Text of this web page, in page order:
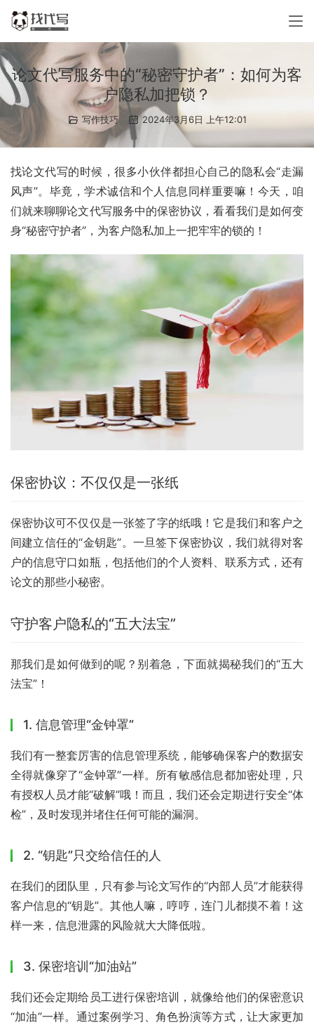
论文代写服务中的“秘密守护者”：如何为客
户隐私加把锁？
写作技巧 2024年3月6日 上午12:01
找论文代写的时候，很多小伙伴都担心自己的隐私会“走漏
风声”。毕竟，学术诚信和个人信息同样重要嘛！今天，咱
们就来聊聊论文代写服务中的保密协议，看看我们是如何变
身“秘密守护者”，为客户隐私加上一把牢牢的锁的！
保密协议：不仅仅是一张纸
保密协议可不仅仅是一张签了字的纸哦！它是我们和客户之
间建立信任的“金钥匙”。一旦签下保密协议，我们就得对客
户的信息守口如瓶，包括他们的个人资料、联系方式，还有
论文的那些小秘密。
守护客户隐私的“五大法宝”
那我们是如何做到的呢？别着急，下面就揭秘我们的“五大
法宝”！
1. 信息管理“金钟罩”
我们有一整套厉害的信息管理系统，能够确保客户的数据安
全得就像穿了“金钟罩”一样。所有敏感信息都加密处理，只
有授权人员才能“破解”哦！而且，我们还会定期进行安全“体
检”，及时发现并堵住任何可能的漏洞。
2. “钥匙”只交给信任的人
在我们的团队里，只有参与论文写作的“内部人员”才能获得
客户信息的“钥匙”。其他人嘛，哼哼，连门儿都摸不着！这
样一来，信息泄露的风险就大大降低啦。
3. 保密培训“加油站”
我们还会定期给员工进行保密培训，就像给他们的保密意识
“加油”一样。通过案例学习、角色扮演等方式，让大家更加